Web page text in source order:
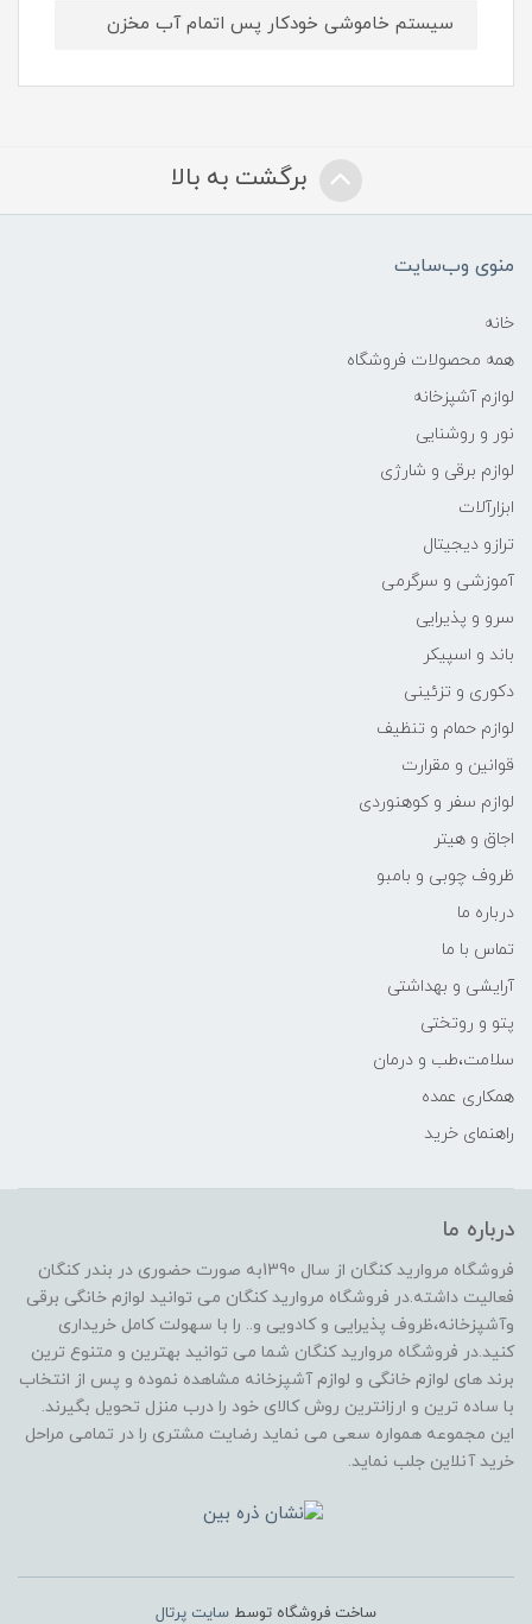
سیستم خاموشی خودکار پس اتمام آب مخزن
برگشت به بالا
منوی وب‌سایت
خانه
همه محصولات فروشگاه
لوازم آشپزخانه
نور و روشنایی
لوازم برقی و شارژی
ابزارآلات
ترازو دیجیتال
آموزشی و سرگرمی
سرو و پذیرایی
باند و اسپیکر
دکوری و تزئینی
لوازم حمام و تنظیف
قوانین و مقرارت
لوازم سفر و کوهنوردی
اجاق و هیتر
ظروف چوبی و بامبو
درباره ما
تماس با ما
آرایشی و بهداشتی
پتو و روتختی
سلامت،طب و درمان
همکاری عمده
راهنمای خرید
درباره ما
فروشگاه مروارید کنگان از سال 1390به صورت حضوری در بندر کنگان
فعالیت داشته.در فروشگاه مروارید کنگان می توانید لوازم خانگی برقی
وآشپزخانه،ظروف پذیرایی و کادویی و.. را با سهولت کامل خریداری
کنید.در فروشگاه مروارید کنگان شما می توانید بهترین و متنوع ترین
برند های لوازم خانگی و لوازم آشپزخانه مشاهده نموده و پس از انتخاب
با ساده ترین و ارزانترین روش کالای خود را درب منزل تحویل بگیرند.
این مجموعه همواره سعی می نماید رضایت مشتری را در تمامی مراحل
خرید آنلاین جلب نماید.
ساخت فروشگاه توسط سایت پرتال